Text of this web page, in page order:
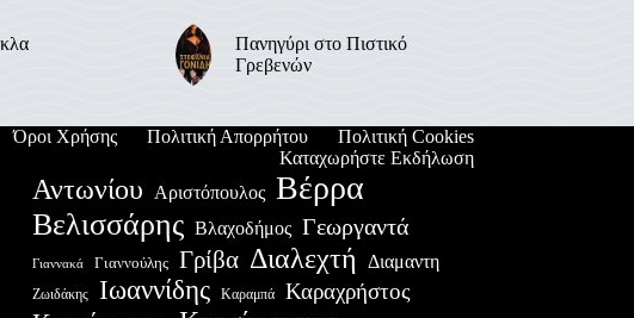
Πανηγύρι στο Πιστικό
Γρεβενών
Όροι Χρήσης Πολιτική Απορρήτου
Πολιτική Cookies
Καταχωρήστε Εκδήλωση
Αντωνίου Αριστόπουλος Βέρρα
Βελισσάρης Βλαχοδήμος Γεωργαντά
Γιαννακά Γιαννούλης Γρίβα Διαλεχτή Διαμαντη
Ζωιδάκης Ιωαννίδης Καραμπά Καραχρήστος